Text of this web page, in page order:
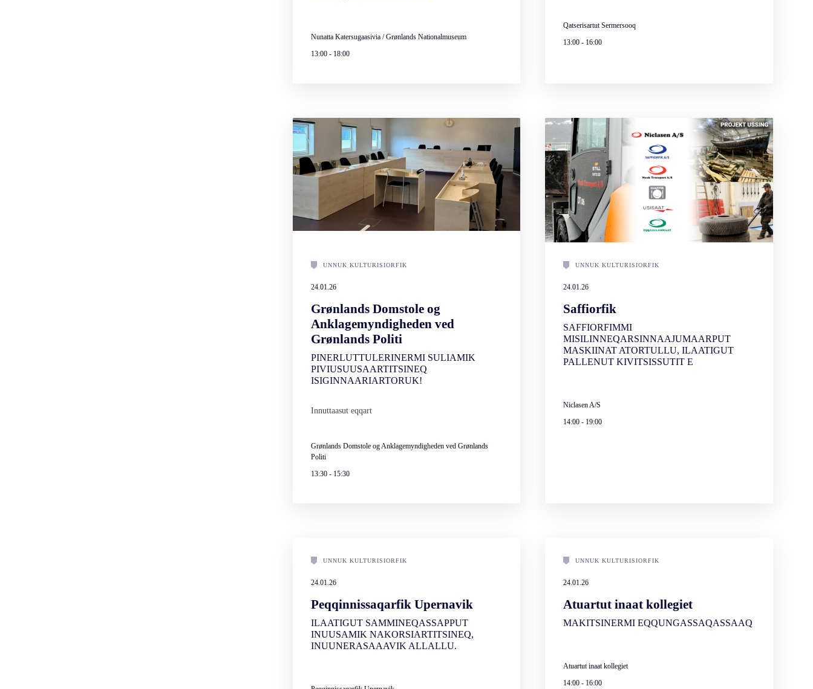
Nunatta Katersugaasivia / Grønlands Nationalmuseum
13:00- 18:00
Qatserisartut Sermersooq
13:00 - 16:00
UNNUK KULTURISIORFIK
24.01.26
Grønlands Domstole og
Anklagemyndigheden ved
Grønlands Politi
PINERLUTTULERINERMI SULIAMIK
PIVIUSUUSAARTITSINEQ
ISIGINNAARIARTORUK!
Innuttaasut eqqart
Grønlands Domstole og Anklagemyndigheden ved Grønlands
Politi
13:30- 15:30
UNNUK KULTURISIORFIK
24.01.26
Saffiorfik
SAFFIORFIMMI
MISILINNEQARSINNAAJUMAARPUT
MASKIINAT ATORTULLU, ILAATIGUT
PALLENUT KIVITSISSUTIT E
Niclasen A/S
14:00 - 19:00
UNNUK KULTURISIORFIK
24.01.26
Peqqinnissaqarfik Upernavik
ILAATIGUT SAMMINEQASSAPPUT
INUUSAMIK NAKORSIARTITSINEQ,
INUUNERASAAAVIK ALLALLU.
UNNUK KULTURISIORFIK
24.01.26
Atuartut inaat kollegiet
MAKITSINERMI EQQUNGASSAQASSAAQ
Atuartut inaat kollegiet
14:00 - 16:00